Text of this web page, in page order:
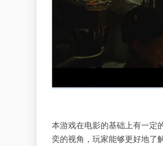
本游戏在电影的基础上有一定
奕的视角，玩家能够更好地了